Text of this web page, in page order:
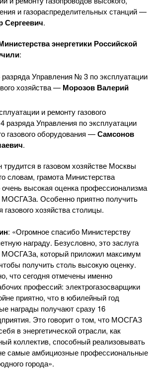
и газораспределительных станций —
Сергеевич.
энергетики Российской
:
разряда Управления № 3 по эксплуатации
хозяйства — Морозов Валерий
и ремонту газового
разряда Управления по эксплуатации
газового оборудования —Самсонов
.
в газовом хозяйстве Москвы
словам, грамота Министерства
высокая оценка профессионализма
МОСГАЗа. Особенно приятно получить
газового хозяйства столицы.
: «Огромное спасибо Министерству
награду. Безусловно, это заслуга
МОСГАЗа, который приложил максимум
получить столь высокую оценку.
что сегодня отмечены именно
профессий: электрогазосварщики
приятно, что в юбилейный год
награды получают сразу 16
Это говорит о том, что МОСГАЗ
в энергетической отрасли, как
коллектив, способный реализовывать
самые амбициозные профессиональные
города».